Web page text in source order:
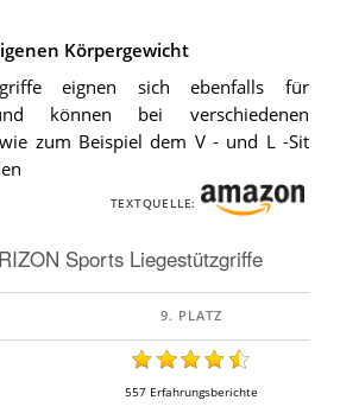
Körpergewicht
eignen sich ebenfalls für
können bei verschiedenen
zum Beispiel dem V - und L -Sit
TEXTQUELLE:
Sports Liegestützgriffe
557 Erfahrungsberichte